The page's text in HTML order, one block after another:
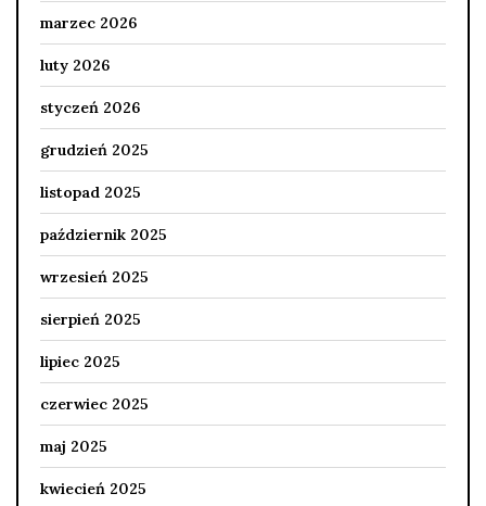
marzec 2026
luty 2026
styczeń 2026
grudzień 2025
listopad 2025
październik 2025
wrzesień 2025
sierpień 2025
lipiec 2025
czerwiec 2025
maj 2025
kwiecień 2025